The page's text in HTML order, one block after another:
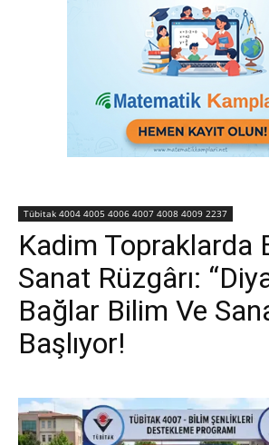
Tübitak 4004 4005 4006 4007 4008 4009 2237
Kadim Topraklarda
Sanat Rüzgârı:
Bağlar Bilim Ve
Başlıyor!